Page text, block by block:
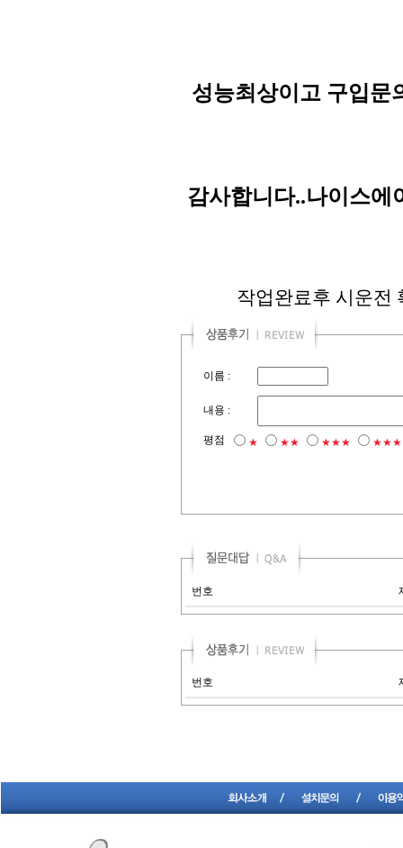
성능최상이고 구입문
감사합니다..나이스
작업완료후 시운전
이름 :
내용 :
평점 ★ ★★ ★★★
번호
번호